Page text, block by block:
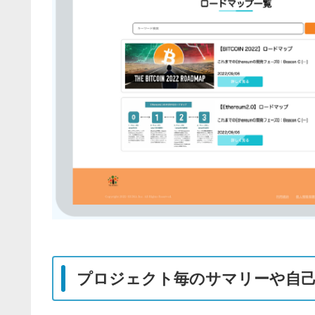
プロジェクト毎のサマリーや自